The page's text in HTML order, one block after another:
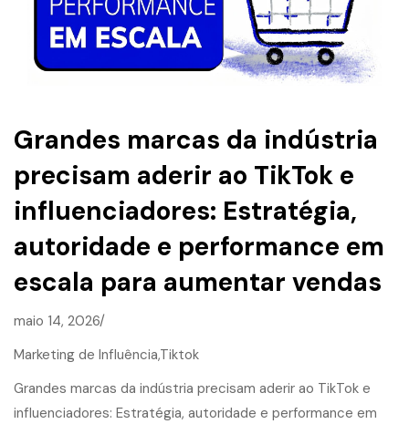
Grandes marcas da indústria
precisam aderir ao TikTok e
influenciadores: Estratégia,
autoridade e performance em
escala para aumentar vendas
maio 14, 2026/
Marketing de Influência,Tiktok
Grandes marcas da indústria precisam aderir ao TikTok e
influenciadores: Estratégia, autoridade e performance em